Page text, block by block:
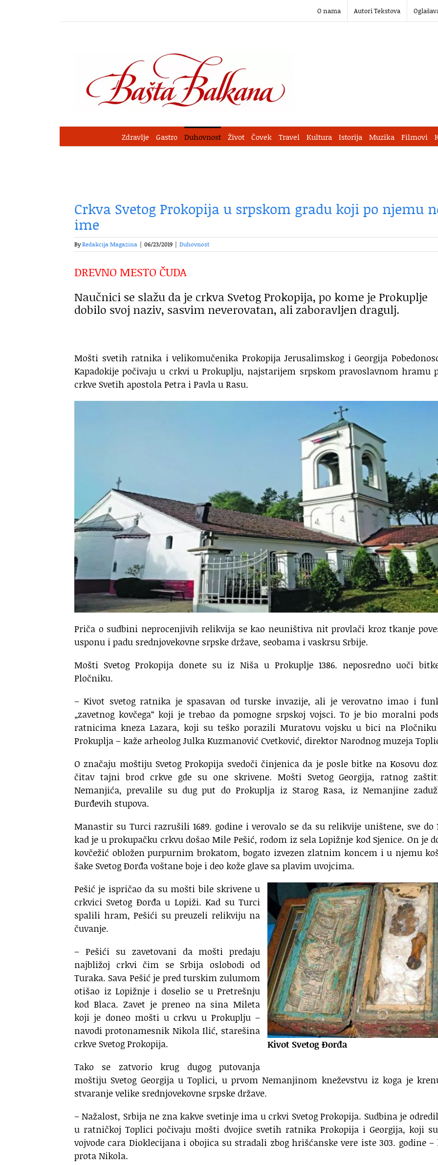
O nama Autori Tekstova
Zdravlje Gastro Duhovnost Život Čovek Travel Kultura Istorija Muzika Filmovi
Crkva Svetog Prokopija u srpskom gradu koji po njemu
ime
ByRedakcija Magazina | 06/23/2019 | Duhovnost
DREVNO MESTO ČUDA
Naučnici se slažu da je crkva Svetog Prokopija, po kome je Prokuplje
dobilo svoj naziv, sasvim neverovatan, ali zaboravljen dragulj.
Mošti svetih ratnika i velikomučenika Prokopija Jerusalimskog i Georgija
Kapadokije počivaju u crkvi u Prokuplju, najstarijem srpskom pravoslavnom hramu
crkve Svetih apostola Petra i Pavla u Rasu.
Priča o sudbini neprocenjivih relikvija se kao neuništiva nit provlači kroz tkanje
usponu i padu srednjovekovne srpske države, seobama i vaskrsu Srbije.
Mošti Svetog Prokopija donete su iz Niša u Prokuplje 1386. neposredno uoči
Pločniku.
– Kivot svetog ratnika je spasavan od turske invazije, ali je verovatno imao i
„zavetnog kovčega“ koji je trebao da pomogne srpskoj vojsci. To je bio moralni
ratnicima kneza Lazara, koji su teško porazili Muratovu vojsku u bici na
Prokuplja – kaže arheolog Julka Kuzmanović Cvetković, direktor Narodnog muzeja
O značaju moštiju Svetog Prokopija svedoči činjenica da je posle bitke na Kosovu
čitav tajni brod crkve gde su one skrivene. Mošti Svetog Georgija, ratnog
Nemanjića, prevalile su dug put do Prokuplja iz Starog Rasa, iz Nemanjine
Đurđevih stupova.
Manastir su Turci razrušili 1689. godine i verovalo se da su relikvije uništene, sve do
kad je u prokupačku crkvu došao Mile Pešić, rodom iz sela Lopižnje kod Sjenice. On je
kovčežić obložen purpurnim brokatom, bogato izvezen zlatnim koncem i u njemu
šake Svetog Đorđa voštane boje i deo kože glave sa plavim uvojcima.
Kivot Svetog Đorđa
Pešić je ispričao da su mošti bile skrivene u
crkvici Svetog Đorđa u Lopiži. Kad su Turci
spalili hram, Pešići su preuzeli relikviju na
čuvanje.
– Pešići su zavetovani da mošti predaju
najbližoj crkvi čim se Srbija oslobodi od
Turaka. Sava Pešić je pred turskim zulumom
otišao iz Lopižnje i doselio se u Pretrešnju
kod Blaca. Zavet je preneo na sina Mileta
koji je doneo mošti u crkvu u Prokuplju –
navodi protonamesnik Nikola Ilić, starešina
crkve Svetog Prokopija.
Tako se zatvorio krug dugog putovanja
moštiju Svetog Georgija u Toplici, u prvom Nemanjinom kneževstvu iz koga je
stvaranje velike srednjovekovne srpske države.
– Nažalost, Srbija ne zna kakve svetinje ima u crkvi Svetog Prokopija. Sudbina je
u ratničkoj Toplici počivaju mošti dvojice svetih ratnika Prokopija i Georgija, koji
vojvode cara Dioklecijana i obojica su stradali zbog hrišćanske vere iste 303. godine –
prota Nikola.